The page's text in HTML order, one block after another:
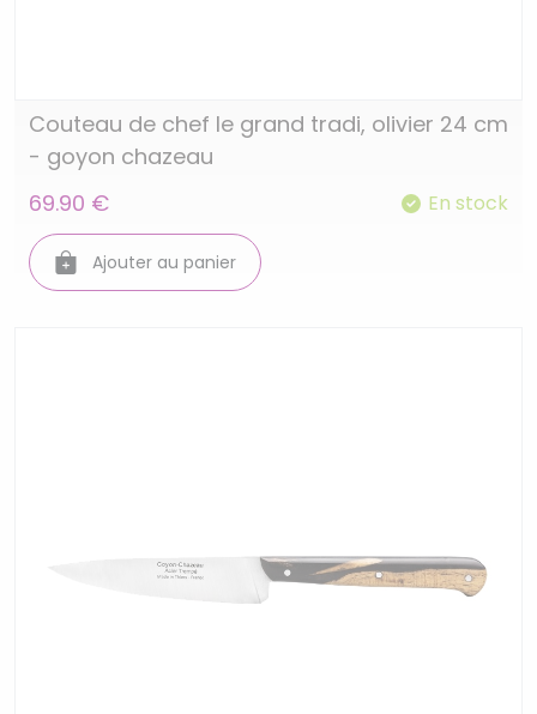
Couteau de chef le grand tradi, olivier 24 cm
- goyon chazeau
69.90 €
En stock
Ajouter au panier